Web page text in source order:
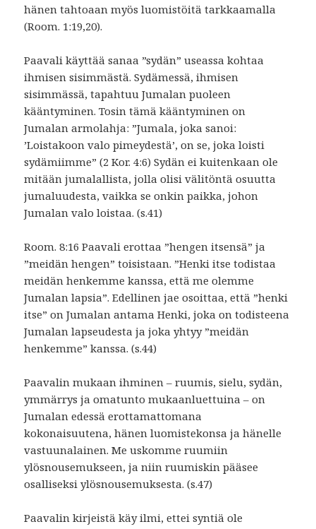
hänen tahtoaan myös luomistöitä tarkkaamalla
(Room. 1:19,20).
Paavali käyttää sanaa ”sydän” useassa kohtaa
ihmisen sisimmästä. Sydämessä, ihmisen
sisimmässä, tapahtuu Jumalan puoleen
kääntyminen. Tosin tämä kääntyminen on
Jumalan armolahja: ”Jumala, joka sanoi:
’Loistakoon valo pimeydestä’, on se, joka loisti
sydämiimme” (2 Kor. 4:6) Sydän ei kuitenkaan ole
mitään jumalallista, jolla olisi välitöntä osuutta
jumaluudesta, vaikka se onkin paikka, johon
Jumalan valo loistaa. (s.41)
Room. 8:16 Paavali erottaa ”hengen itsensä” ja
”meidän hengen” toisistaan. ”Henki itse todistaa
meidän henkemme kanssa, että me olemme
Jumalan lapsia”. Edellinen jae osoittaa, että ”henki
itse” on Jumalan antama Henki, joka on todisteena
Jumalan lapseudesta ja joka yhtyy ”meidän
henkemme” kanssa. (s.44)
Paavalin mukaan ihminen – ruumis, sielu, sydän,
ymmärrys ja omatunto mukaanluettuina – on
Jumalan edessä erottamattomana
kokonaisuutena, hänen luomistekonsa ja hänelle
vastuunalainen. Me uskomme ruumiin
ylösnousemukseen, ja niin ruumiskin pääsee
osalliseksi ylösnousemuksesta. (s.47)
Paavalin kirjeistä käy ilmi, ettei syntiä ole